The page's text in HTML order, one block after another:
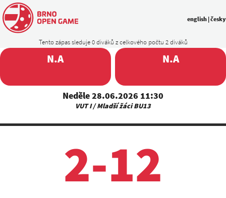
Tento zápas sleduje 0 diváků z celkového počtu 2 diváků
english |česky
N.A
Neděle 28.06.2026 11:30
VUT I / Mladší žáci BU13
N.A
2-12